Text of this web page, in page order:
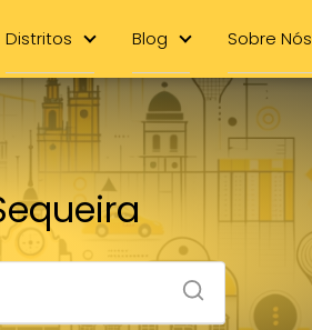
Distritos Blog Sobre Nós